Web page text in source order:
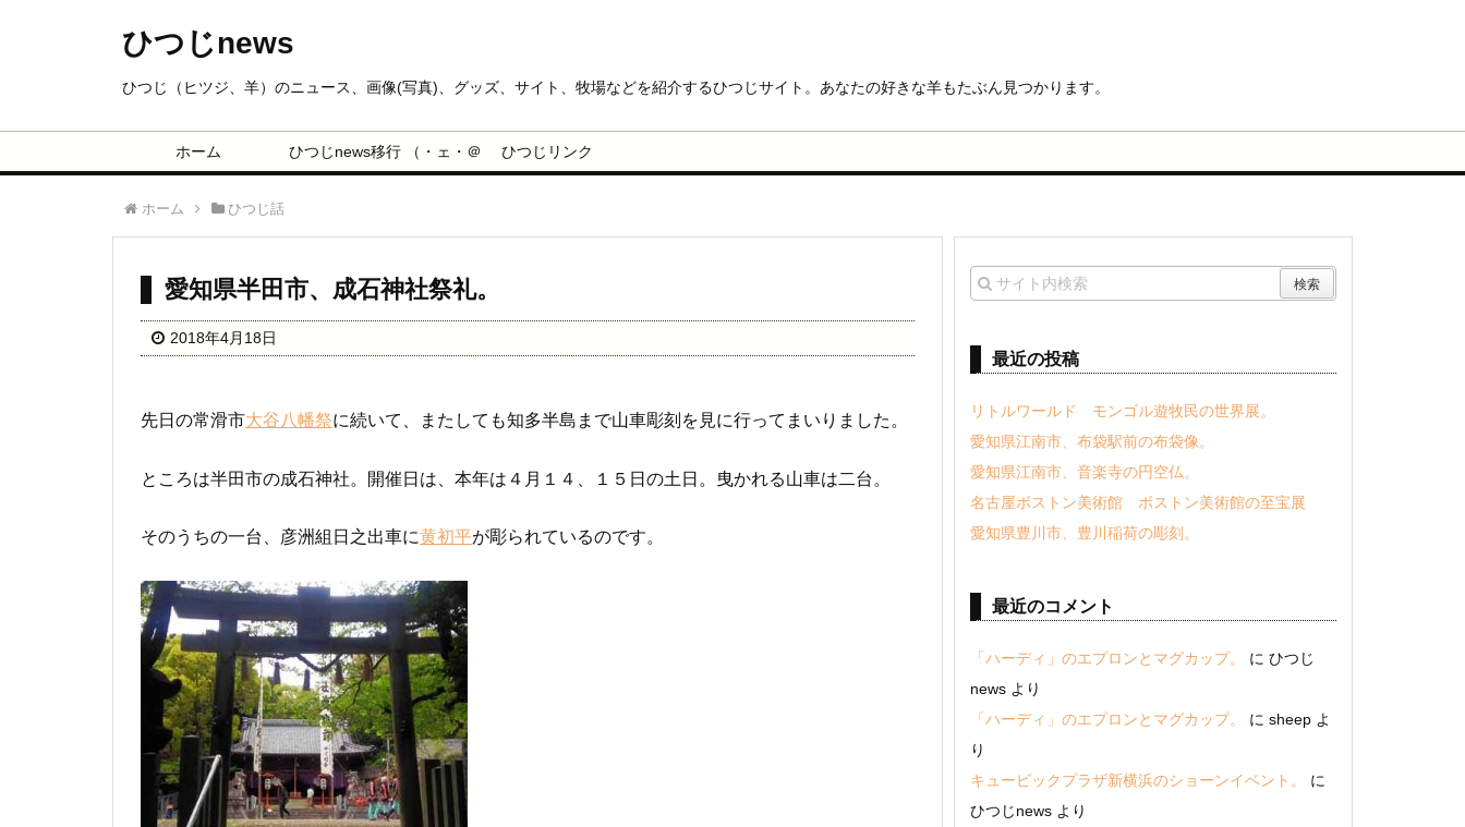
ひつじnews
ひつじ（ヒツジ、羊）のニュース、画像(写真)、グッズ、サイト、牧場などを紹介するひつじサイト。あなたの好きな羊もたぶん見つかります。
ホーム ひつじnews移行 （・ェ・＠ ひつじリンク
ホーム ひつじ話
愛知県半田市、成石神社祭礼。
2018年4月18日
先日の常滑市大谷八幡祭に続いて、またしても知多半島まで山車彫刻を見に行ってまいりました。
ところは半田市の成石神社。開催日は、本年は４月１４、１５日の土日。曳かれる山車は二台。
そのうちの一台、彦洲組日之出車に黄初平が彫られているのです。
最近の投稿
リトルワールド モンゴル遊牧民の世界展。
愛知県江南市、布袋駅前の布袋像。
愛知県江南市、音楽寺の円空仏。
名古屋ボストン美術館 ボストン美術館の至宝展
愛知県豊川市、豊川稲荷の彫刻。
最近のコメント
「ハーディ」のエプロンとマグカップ。 に ひつじ
news より
「ハーディ」のエプロンとマグカップ。
に sheep よ
り
キュービックプラザ新横浜のショーンイベント。
に
ひつじnews より